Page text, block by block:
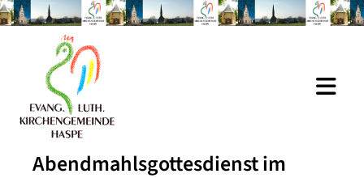
Abendmahlsgottesdienst im